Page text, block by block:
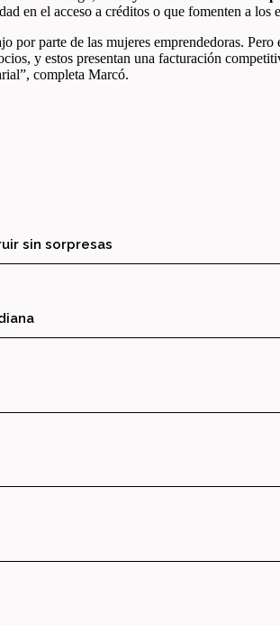
en el acceso a créditos o que fomenten a los
parte de las mujeres emprendedoras. Pero
y estos presentan una facturación
completa Marcó.
sin sorpresas